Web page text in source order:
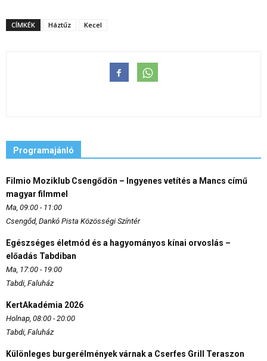
CÍMKÉK Háztűz Kecel
Programajánló
Filmio Moziklub Csengődön – Ingyenes vetítés a Mancs című
magyar filmmel
Ma, 09:00 - 11:00
Csengőd, Dankó Pista Közösségi Színtér
Egészséges életmód és a hagyományos kínai orvoslás –
előadás Tabdiban
Ma, 17:00 - 19:00
Tabdi, Faluház
KertAkadémia 2026
Holnap, 08:00 - 20:00
Tabdi, Faluház
Különleges burgerélmények várnak a Cserfes Grill Teraszon